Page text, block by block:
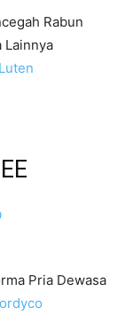
Rabun
Lainnya
Pria Dewasa